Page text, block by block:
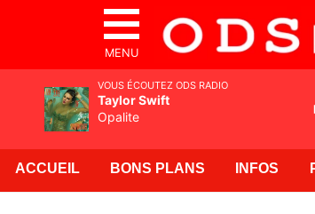
MENU
ACCUEIL BONS PLANS INFOS
VOUS ÉCOUTEZ ODS RADIO
Taylor Swift
Opalite